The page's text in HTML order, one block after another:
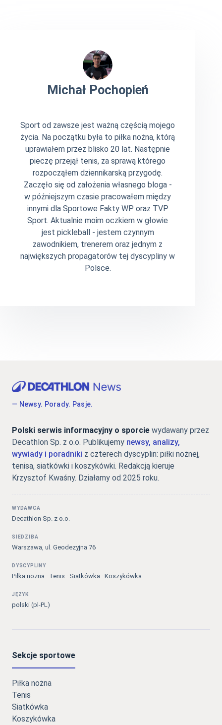
Michał Pochopień
Sport od zawsze jest ważną częścią mojego
życia. Na początku była to piłka nożna, którą
uprawiałem przez blisko 20 lat. Następnie
pieczę przejął tenis, za sprawą którego
rozpocząłem dziennikarską przygodę.
Zaczęło się od założenia własnego bloga -
w późniejszym czasie pracowałem między
innymi dla Sportowe Fakty WP oraz TVP
Sport. Aktualnie moim oczkiem w głowie
jest pickleball - jestem czynnym
zawodnikiem, trenerem oraz jednym z
największych propagatorów tej dyscypliny w
Polsce.
— Newsy. Porady. Pasje.
Polski serwis informacyjny o sporcie wydawany przez
Decathlon Sp. z o.o. Publikujemy newsy, analizy,
wywiady i poradniki z czterech dyscyplin: piłki nożnej,
tenisa, siatkówki i koszykówki. Redakcją kieruje
Krzysztof Kwaśny. Działamy od 2025 roku.
WYDAWCA
Decathlon Sp. z o.o.
SIEDZIBA
Warszawa, ul. Geodezyjna 76
DYSCYPLINY
Piłka nożna · Tenis · Siatkówka · Koszykówka
JĘZYK
polski (pl-PL)
Sekcje sportowe
Piłka nożna
Tenis
Siatkówka
Koszykówka